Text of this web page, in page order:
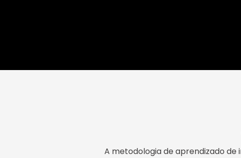
A metodologia de aprendizado de